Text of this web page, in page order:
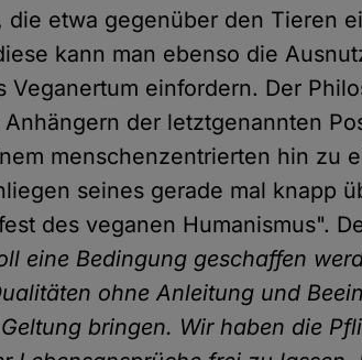
die etwa gegenüber den Tieren
kann man ebenso die
Veganertum einfordern. Der
der letztgenannten
menschenzentrierten hin zu
seines gerade mal knapp
des veganen Humanismus".
eine Bedingung geschaffen
ohne Anleitung und
bringen. Wir haben die